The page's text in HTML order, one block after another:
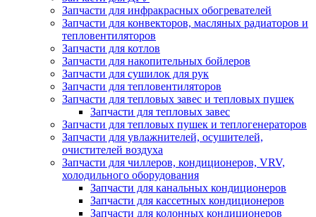
Запчасти для инфракрасных обогревателей
Запчасти для конвекторов, масляных радиаторов и
тепловентиляторов
Запчасти для котлов
Запчасти для накопительных бойлеров
Запчасти для сушилок для рук
Запчасти для тепловентиляторов
Запчасти для тепловых завес и тепловых пушек
Запчасти для тепловых завес
Запчасти для тепловых пушек и теплогенераторов
Запчасти для увлажнителей, осушителей,
очистителей воздуха
Запчасти для чиллеров, кондиционеров, VRV,
холодильного оборудования
Запчасти для канальных кондиционеров
Запчасти для кассетных кондиционеров
Запчасти для колонных кондиционеров